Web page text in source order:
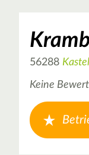
56288
Keine